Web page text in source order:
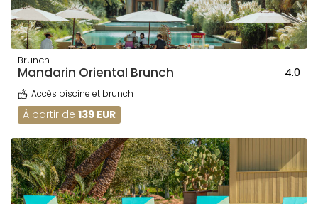
Brunch
Mandarin Oriental Brunch 4.0
Accès piscine et brunch
À partir de 139 EUR